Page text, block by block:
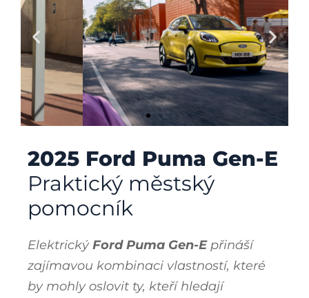
2025 Ford Puma Gen-E
Praktický městský
pomocník
ElektrickýFord Puma Gen-Epřináší
zajímavou kombinaci vlastností, které
by mohly oslovit ty, kteří hledají